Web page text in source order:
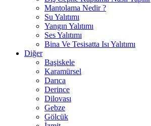
Mantolama Nedir ?
Su Yalıtımı
Yangın Yalıtımı
Ses Yalıtımı
Bina Ve Tesisatta Isı Yalıtımı
Diğer
Başiskele
Karamürsel
Darıca
Derince
Dilovası
Gebze
Gölcük